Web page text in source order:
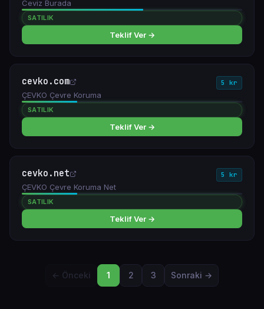
Ceviz Burada
SATILIK
Teklif Ver →
cevko.com 5 kr
ÇEVKO Çevre Koruma
SATILIK
Teklif Ver →
cevko.net 5 kr
ÇEVKO Çevre Koruma Net
SATILIK
Teklif Ver →
← Önceki 1 2 3 Sonraki →